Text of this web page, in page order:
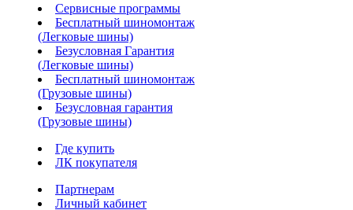
Сервисные программы
Бесплатный шиномонтаж
(Легковые шины)
Безусловная Гарантия
(Легковые шины)
Бесплатный шиномонтаж
(Грузовые шины)
Безусловная гарантия
(Грузовые шины)
Где купить
ЛК покупателя
Партнерам
Личный кабинет